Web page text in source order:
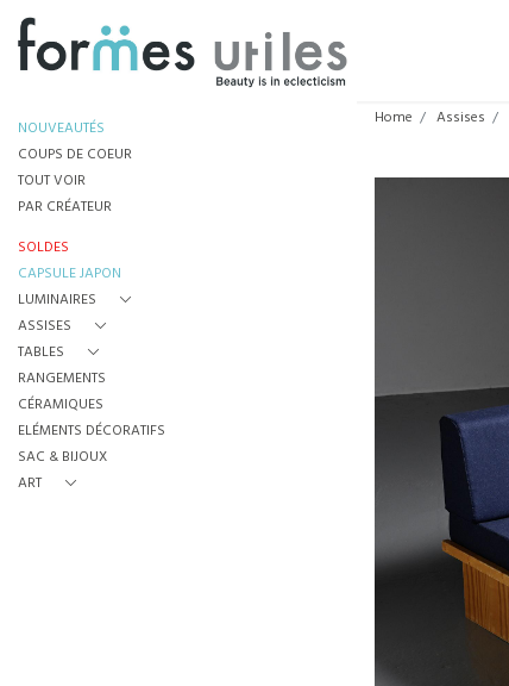
NOUVEAUTÉS
COUPS DE COEUR
TOUT VOIR
PAR CRÉATEUR
SOLDES
CAPSULE JAPON
LUMINAIRES
ASSISES
TABLES
RANGEMENTS
CÉRAMIQUES
ELÉMENTS DÉCORATIFS
SAC & BIJOUX
ART
Home Assises